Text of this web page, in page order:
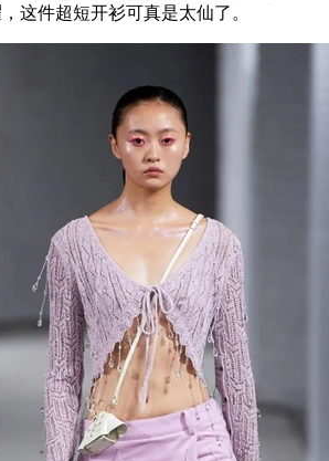
这件超短开衫可真是太仙了。